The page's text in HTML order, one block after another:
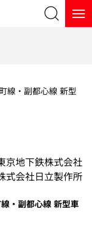
検索
線・副都心線 新型
京地下鉄株式会社
式会社日立製作所
・副都心線 新型車